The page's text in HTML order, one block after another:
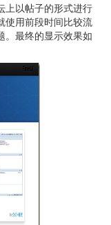
上以帖子的形式进行
使用前段时间比较流
。最终的显示效果如